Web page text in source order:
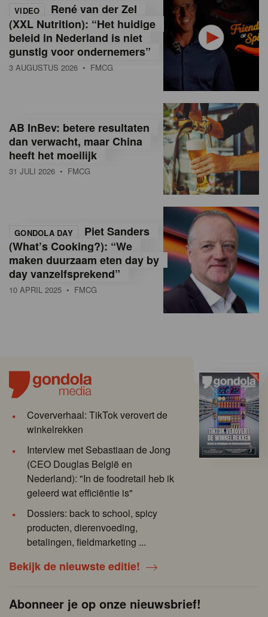
VIDEO
René van der Zel
(XXL Nutrition): “Het huidige
beleid in Nederland is niet
gunstig voor ondernemers”
3 AUGUSTUS 2026 • FMCG
AB InBev: betere resultaten
dan verwacht, maar China
heeft het moeilijk
31 JULI 2026 • FMCG
GONDOLA DAY
Piet Sanders
(What’s Cooking?): “We
maken duurzaam eten day by
day vanzelfsprekend”
10 APRIL 2025 • FMCG
Coververhaal: TikTok verovert de
winkelrekken
Interview met Sebastiaan de Jong
(CEO Douglas België en
Nederland): "In de foodretail heb ik
geleerd wat efficiëntie is"
Dossiers: back to school, spicy
producten, dierenvoeding,
betalingen, fieldmarketing ...
Bekijk de nieuwste editie!
Abonneer je op onze nieuwsbrief!